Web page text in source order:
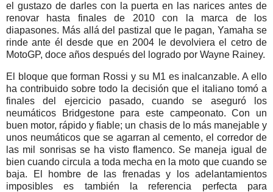
el gustazo de darles con la puerta en las narices antes de
renovar hasta finales de 2010 con la marca de los
diapasones. Más allá del pastizal que le pagan, Yamaha se
rinde ante él desde que en 2004 le devolviera el cetro de
MotoGP, doce años después del logrado por Wayne Rainey.
El bloque que forman Rossi y su M1 es inalcanzable. A ello
ha contribuido sobre todo la decisión que el italiano tomó a
finales del ejercicio pasado, cuando se aseguró los
neumáticos Bridgestone para este campeonato. Con un
buen motor, rápido y fiable; un chasis de lo más manejable y
unos neumáticos que se agarran al cemento, el corredor de
las mil sonrisas se ha visto flamenco. Se maneja igual de
bien cuando circula a toda mecha en la moto que cuando se
baja. El hombre de las frenadas y los adelantamientos
imposibles es también la referencia perfecta para